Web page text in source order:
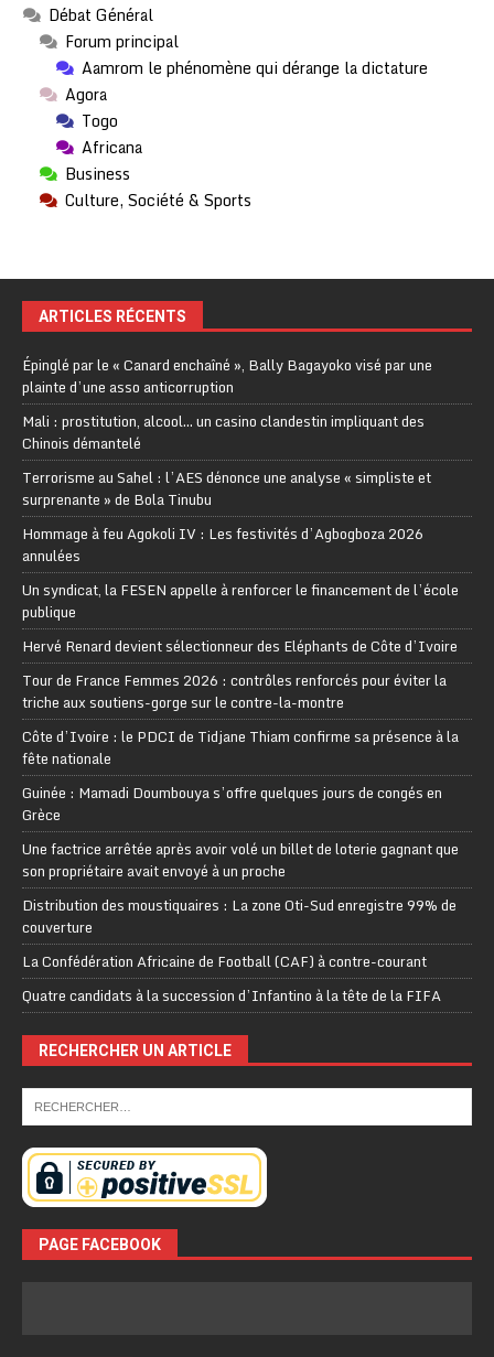
Débat Général
Forum principal
Aamrom le phénomène qui dérange la dictature
Agora
Togo
Africana
Business
Culture, Société & Sports
ARTICLES RÉCENTS
Épinglé par le « Canard enchaîné », Bally Bagayoko visé par une
plainte d’une asso anticorruption
Mali : prostitution, alcool… un casino clandestin impliquant des
Chinois démantelé
Terrorisme au Sahel : l’AES dénonce une analyse « simpliste et
surprenante » de Bola Tinubu
Hommage à feu Agokoli IV : Les festivités d’Agbogboza 2026
annulées
Un syndicat, la FESEN appelle à renforcer le financement de l’école
publique
Hervé Renard devient sélectionneur des Eléphants de Côte d’Ivoire
Tour de France Femmes 2026 : contrôles renforcés pour éviter la
triche aux soutiens-gorge sur le contre-la-montre
Côte d’Ivoire : le PDCI de Tidjane Thiam confirme sa présence à la
fête nationale
Guinée : Mamadi Doumbouya s’offre quelques jours de congés en
Grèce
Une factrice arrêtée après avoir volé un billet de loterie gagnant que
son propriétaire avait envoyé à un proche
Distribution des moustiquaires : La zone Oti-Sud enregistre 99% de
couverture
La Confédération Africaine de Football (CAF) à contre-courant
Quatre candidats à la succession d’Infantino à la tête de la FIFA
RECHERCHER UN ARTICLE
PAGE FACEBOOK